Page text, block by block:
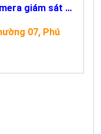
giám sát …
07, Phú